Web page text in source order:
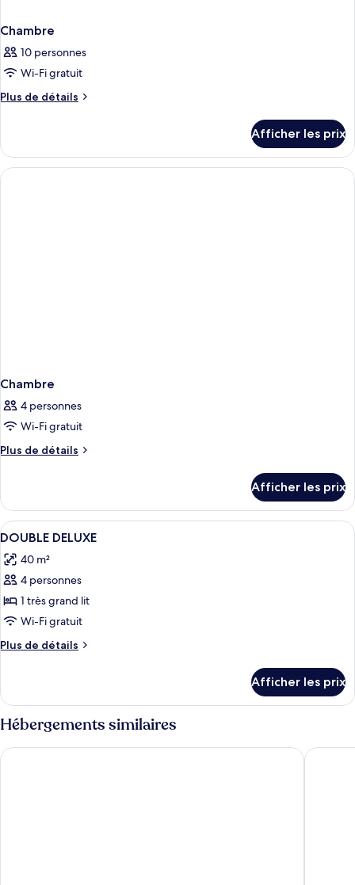
Chambre
10 personnes
Wi-Fi gratuit
Plus de détails
Plus
Chambre
Afficher les prix
Chambre
4 personnes
Wi-Fi gratuit
Plus de détails
Plus
Chambre
Afficher les prix
Afficher
toutes
les
photos
pour
ce
type
de
DOUBLE
DELUXE
Une chambre d’hôtel avec un
4
DOUBLE DELUXE
40 m²
4 personnes
1 très grand lit
Wi-Fi gratuit
Plus de détails
Plus
DOUBLE
DELUXE
Afficher les prix
Hébergements similaires
Courtyard by Marriott Siem Reap Resort